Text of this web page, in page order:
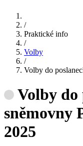
/
Praktické info
/
Volby
/
Volby do
Volby do
sněmovny
2025